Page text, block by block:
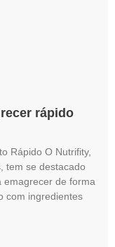
rápido
Rápido O Nutrifity,
tem se destacado
emagrecer de forma
com ingredientes